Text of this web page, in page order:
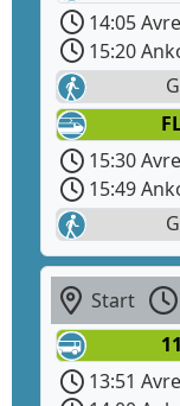
14:05
15:20
15:30
15:49
Start
13:51